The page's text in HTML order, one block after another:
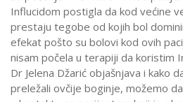
Influcidom postigla da kod većine
prestaju tegobe od kojih bol
efekat pošto su bolovi kod ovih
nisam počela u terapiji da koristim
Dr Jelena Džarić objašnjava i kako
preležali ovčije boginje, možemo